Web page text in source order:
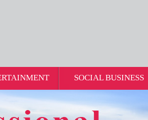
SOCIAL BUSINESS